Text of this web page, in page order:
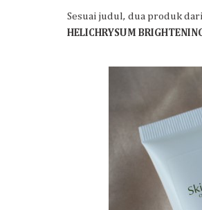
Sesuai judul, dua produk
HELICHRYSUM